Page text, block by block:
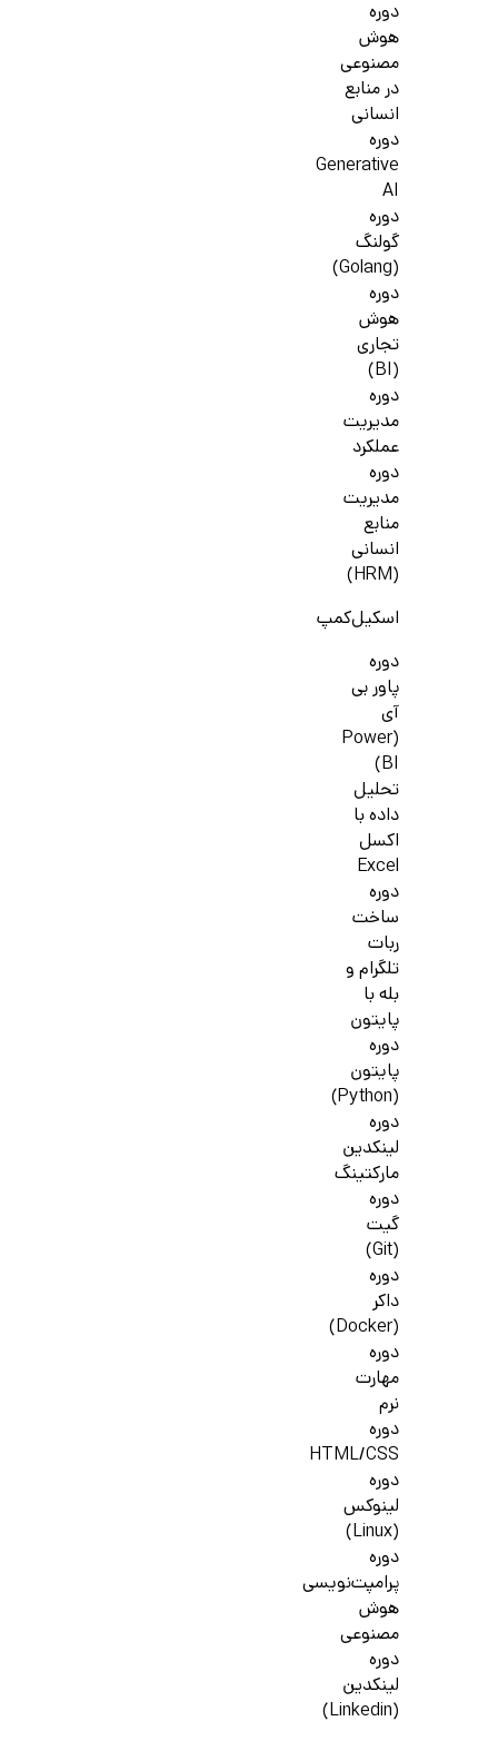
دوره
هوش
مصنوعی
در منابع
انسانی
دوره
Generative
AI
دوره
گولنگ
(Golang)
دوره
هوش
تجاری
(BI)
دوره
مدیریت
عملکرد
دوره
مدیریت
منابع
انسانی
(HRM)
اسکیل‌کمپ
دوره
پاور بی
آی
(Power
BI)
تحلیل
داده با
اکسل
Excel
دوره
ساخت
ربات
تلگرام و
بله با
پایتون
دوره
پایتون
(Python)
دوره
لینکدین
مارکتینگ
دوره
گیت
(Git)
دوره
داکر
(Docker)
دوره
مهارت
نرم
دوره
HTML/CSS
دوره
لینوکس
(Linux)
دوره
پرامپت‌نویسی
هوش
مصنوعی
دوره
لینکدین
(Linkedin)